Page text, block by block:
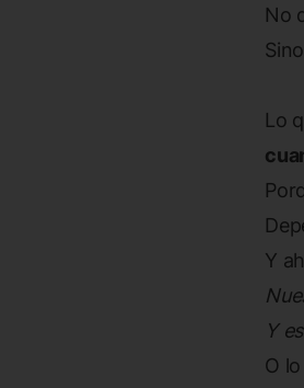
No
Lo
Y
Y
O